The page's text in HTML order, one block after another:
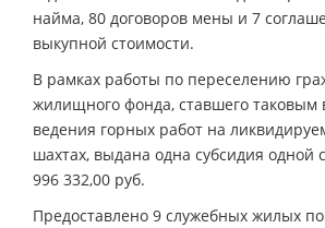
найма, 80 договоров мены и 7
выкупной стоимости.
В рамках работы по переселению
жилищного фонда, ставшего таковым
ведения горных работ на
шахтах, выдана одна субсидия одной
996 332,00 руб.
Предоставлено 9 служебных жилых